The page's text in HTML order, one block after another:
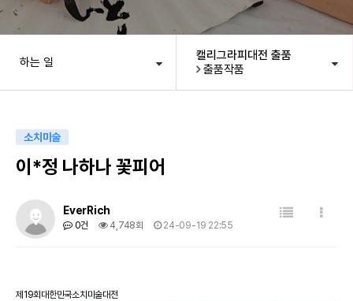
하는 일
캘리그라피대전 출품
출품작품
소치미술
이*정 나하나 꽃피어
EverRich
0건 4,748회 24-09-19 22:55
제19회대한민국소치미술대전